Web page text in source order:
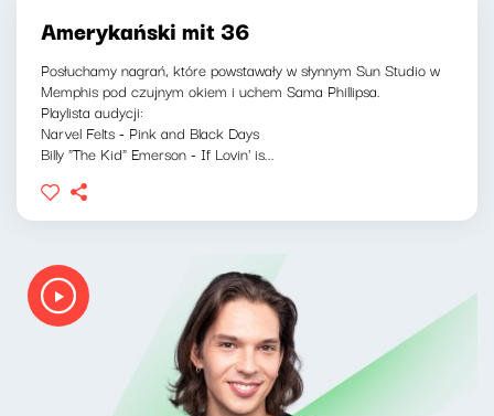
Amerykański mit 36
Posłuchamy nagrań, które powstawały w słynnym Sun Studio w
Memphis pod czujnym okiem i uchem Sama Phillipsa.
Playlista audycji:
Narvel Felts - Pink and Black Days
Billy "The Kid" Emerson - If Lovin' is...